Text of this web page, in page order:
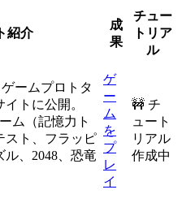
紹介
成
果
チュー
トリア
ル
ームプロトタ
トに公開。
ム（記憶力ト
スト、フラッピ
、2048、恐竜
ゲ
ー
ム
を
プ
レ
イ
🚧 チ
ュート
リアル
作成中